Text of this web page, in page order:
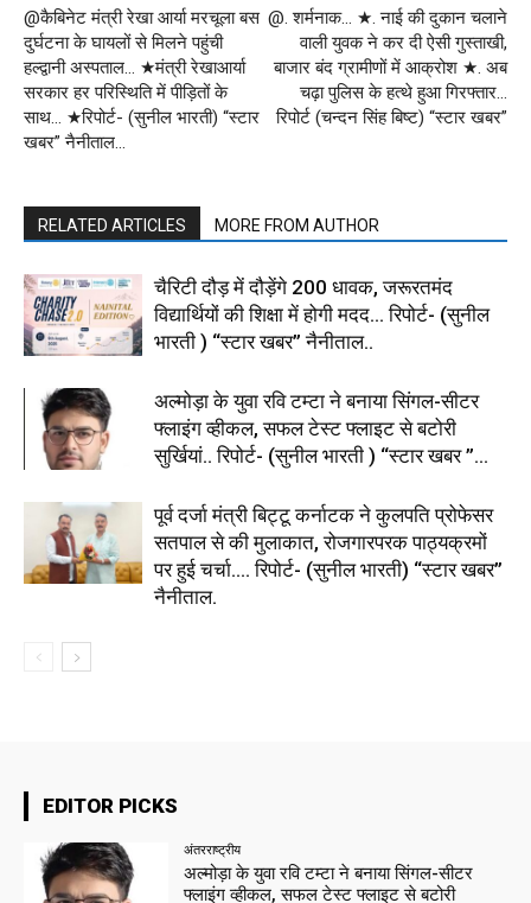
@कैबिनेट मंत्री रेखा आर्या मरचूला बस
दुर्घटना के घायलों से मिलने पहुंची
हल्द्वानी अस्पताल… ★मंत्री रेखाआर्या
सरकार हर परिस्थिति में पीड़ितों के
साथ… ★रिपोर्ट- (सुनील भारती) “स्टार
खबर” नैनीताल…
@. शर्मनाक… ★. नाई की दुकान चलाने
वाली युवक ने कर दी ऐसी गुस्ताखी,
बाजार बंद ग्रामीणों में आक्रोश ★. अब
चढ़ा पुलिस के हत्थे हुआ गिरफ्तार…
रिपोर्ट (चन्दन सिंह बिष्ट) “स्टार खबर”
RELATED ARTICLES MORE FROM AUTHOR
चैरिटी दौड़ में दौड़ेंगे 200 धावक, जरूरतमंद
विद्यार्थियों की शिक्षा में होगी मदद… रिपोर्ट- (सुनील
भारती ) “स्टार खबर” नैनीताल..
अल्मोड़ा के युवा रवि टम्टा ने बनाया सिंगल-सीटर
फ्लाइंग व्हीकल, सफल टेस्ट फ्लाइट से बटोरी
सुर्खियां.. रिपोर्ट- (सुनील भारती ) “स्टार खबर ”...
पूर्व दर्जा मंत्री बिट्टू कर्नाटक ने कुलपति प्रोफेसर
सतपाल से की मुलाकात, रोजगारपरक पाठ्यक्रमों
पर हुई चर्चा…. रिपोर्ट- (सुनील भारती) “स्टार खबर”
नैनीताल.
EDITOR PICKS
अंतरराष्ट्रीय
अल्मोड़ा के युवा रवि टम्टा ने बनाया सिंगल-सीटर
फ्लाइंग व्हीकल, सफल टेस्ट फ्लाइट से बटोरी